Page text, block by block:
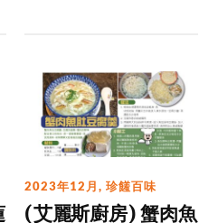
2023年12月,珍饈百味
(艾麗斯廚房) 蟹肉魚